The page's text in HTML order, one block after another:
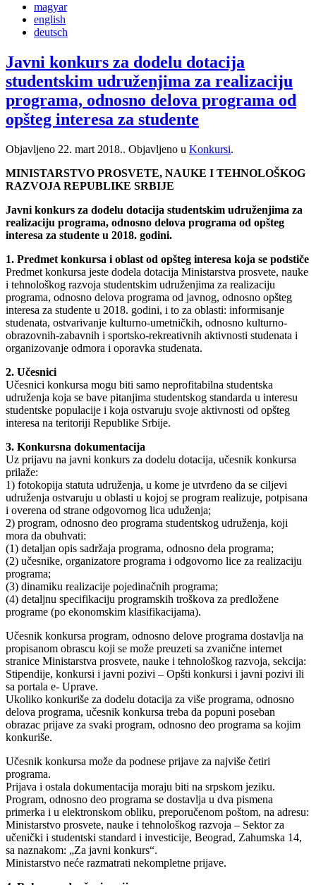
magyar
english
deutsch
Javni konkurs za dodelu dotacija
studentskim udruženjima za realizaciju
programa, odnosno delova programa od
opšteg interesa za studente
Objavljeno 22. mart 2018.. Objavljeno u Konkursi.
MINISTARSTVO PROSVETE, NAUKE I TEHNOLOŠKOG
RAZVOJA REPUBLIKE SRBIJE
Javni konkurs za dodelu dotacija studentskim udruženjima za
realizaciju programa, odnosno delova programa od opšteg
interesa za studente u 2018. godini.
1. Predmet konkursa i oblast od opšteg interesa koja se podstiče
Predmet konkursa jeste dodela dotacija Ministarstva prosvete, nauke
i tehnološkog razvoja studentskim udruženjima za realizaciju
programa, odnosno delova programa od javnog, odnosno opšteg
interesa za studente u 2018. godini, i to za oblasti: informisanje
studenata, ostvarivanje kulturno-umetničkih, odnosno kulturno-
obrazovnih-zabavnih i sportsko-rekreativnih aktivnosti studenata i
organizovanje odmora i oporavka studenata.
2. Učesnici
Učesnici konkursa mogu biti samo neprofitabilna studentska
udruženja koja se bave pitanjima studentskog standarda u interesu
studentske populacije i koja ostvaruju svoje aktivnosti od opšteg
interesa na teritoriji Republike Srbije.
3. Konkursna dokumentacija
Uz prijavu na javni konkurs za dodelu dotacija, učesnik konkursa
prilaže:
1) fotokopija statuta udruženja, u kome je utvrđeno da se ciljevi
udruženja ostvaruju u oblasti u kojoj se program realizuje, potpisana
i overena od strane odgovornog lica uduženja;
2) program, odnosno deo programa studentskog udruženja, koji
mora da obuhvati:
(1) detaljan opis sadržaja programa, odnosno dela programa;
(2) učesnike, organizatore programa i odgovorno lice za realizaciju
programa;
(3) dinamiku realizacije pojedinačnih programa;
(4) detaljnu specifikaciju programskih troškova za predložene
programe (po ekonomskim klasifikacijama).
Učesnik konkursa program, odnosno delove programa dostavlja na
propisanom obrascu koji se može preuzeti sa zvanične internet
stranice Ministarstva prosvete, nauke i tehnološkog razvoja, sekcija:
Stipendije, konkursi i javni pozivi – Opšti konkursi i javni pozivi ili
sa portala e- Uprave.
Ukoliko konkuriše za dodelu dotacija za više programa, odnosno
delova programa, učesnik konkursa treba da popuni poseban
obrazac prijave za svaki program, odnosno deo programa sa kojim
konkuriše.
Učesnik konkursa može da podnese prijave za najviše četiri
programa.
Prijava i ostala dokumentacija moraju biti na srpskom jeziku.
Program, odnosno deo programa se dostavlja u dva pismena
primerka i u elektronskom obliku, preporučenom poštom, na adresu:
Ministarstvo prosvete, nauke i tehnološkog razvoja – Sektor za
učenički i studentski standard i investicije, Beograd, Zahumska 14,
sa naznakom: „Za javni konkurs“.
Ministarstvo neće razmatrati nekompletne prijave.